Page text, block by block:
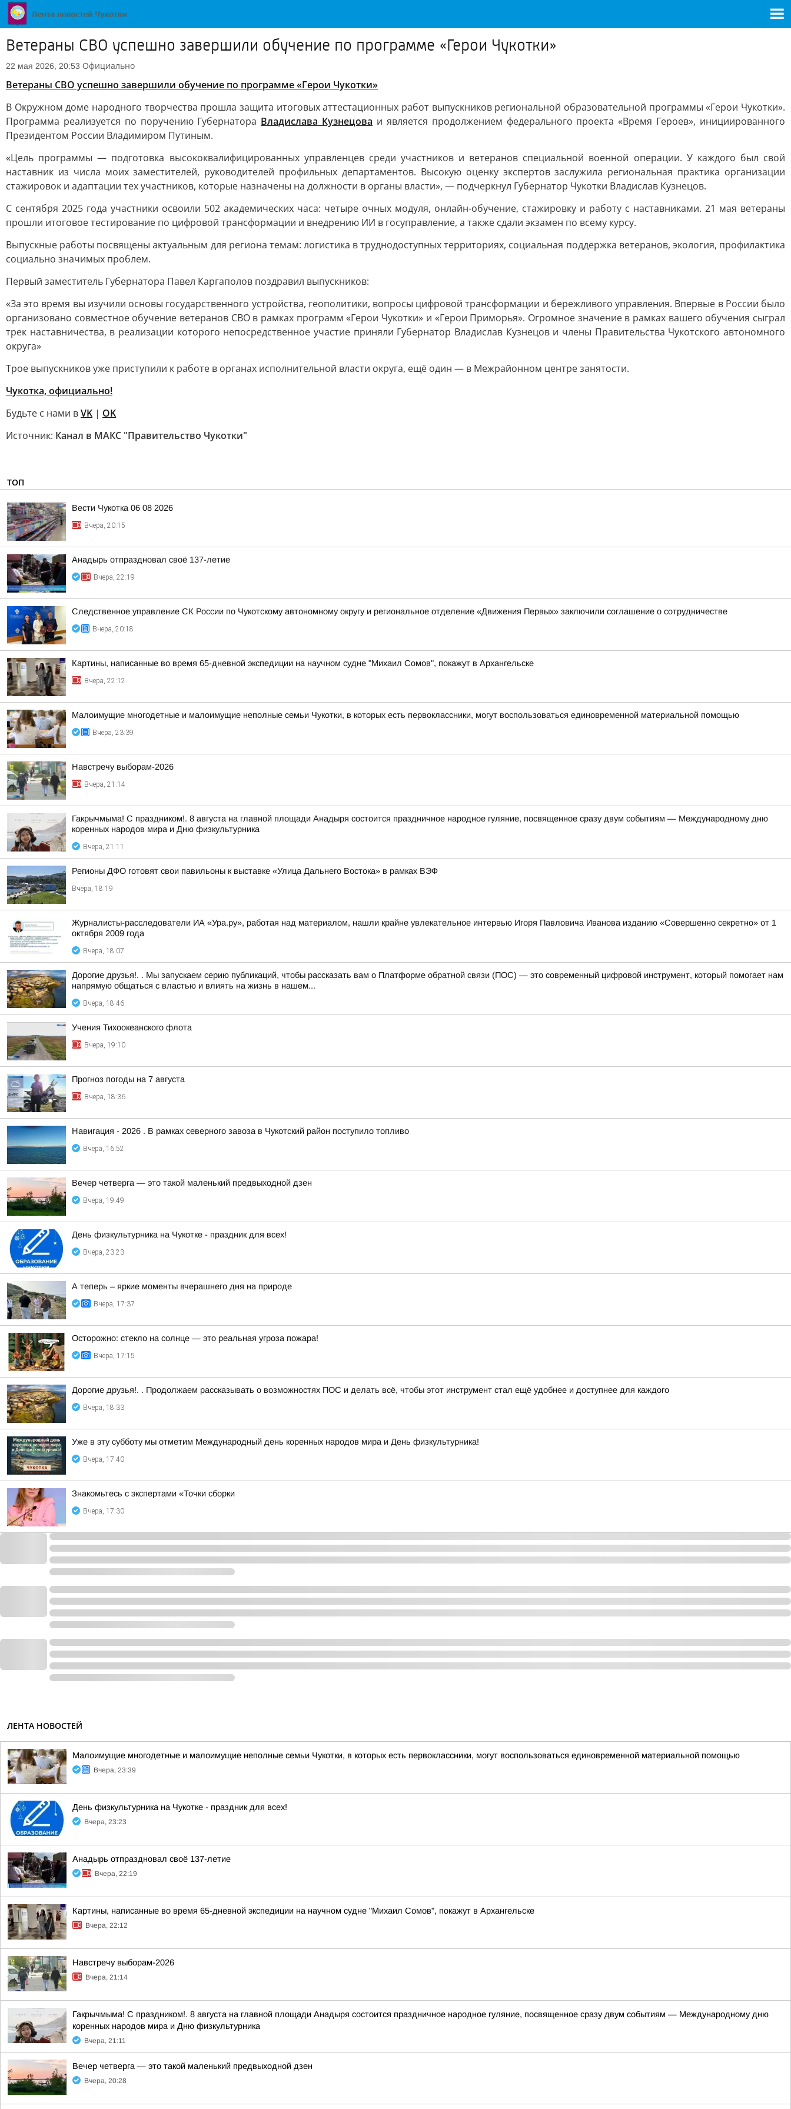
Ветераны СВО успешно завершили обучение по программе «Герои Чукотки»
22 мая 2026, 20:53 Официально
Ветераны СВО успешно завершили обучение по программе «Герои Чукотки»
В Окружном доме народного творчества прошла защита итоговых аттестационных работ выпускников региональной образовательной программы «Герои Чукотки».
Программа реализуется по поручению Губернатора Владислава Кузнецова и является продолжением федерального проекта «Время Героев», инициированного
Президентом России Владимиром Путиным.
«Цель программы — подготовка высококвалифицированных управленцев среди участников и ветеранов специальной военной операции. У каждого был свой
наставник из числа моих заместителей, руководителей профильных департаментов. Высокую оценку экспертов заслужила региональная практика организации
стажировок и адаптации тех участников, которые назначены на должности в органы власти», — подчеркнул Губернатор Чукотки Владислав Кузнецов.
С сентября 2025 года участники освоили 502 академических часа: четыре очных модуля, онлайн-обучение, стажировку и работу с наставниками. 21 мая ветераны
прошли итоговое тестирование по цифровой трансформации и внедрению ИИ в госуправление, а также сдали экзамен по всему курсу.
Выпускные работы посвящены актуальным для региона темам: логистика в труднодоступных территориях, социальная поддержка ветеранов, экология, профилактика
социально значимых проблем.
Первый заместитель Губернатора Павел Каргаполов поздравил выпускников:
«За это время вы изучили основы государственного устройства, геополитики, вопросы цифровой трансформации и бережливого управления. Впервые в России было
организовано совместное обучение ветеранов СВО в рамках программ «Герои Чукотки» и «Герои Приморья». Огромное значение в рамках вашего обучения сыграл
трек наставничества, в реализации которого непосредственное участие приняли Губернатор Владислав Кузнецов и члены Правительства Чукотского автономного
округа»
Трое выпускников уже приступили к работе в органах исполнительной власти округа, ещё один — в Межрайонном центре занятости.
Чукотка, официально!
Будьте с нами вVK | OK
Источник: Канал в МАКС "Правительство Чукотки"
ТОП
Вести Чукотка 06 08 2026
Вчера, 20:15
Анадырь отпраздновал своё 137-летие
Вчера, 22:19
Следственное управление СК России по Чукотскому автономному округу и региональное отделение «Движения Первых» заключили соглашение о сотрудничестве
Вчера, 20:18
Картины, написанные во время 65-дневной экспедиции на научном судне "Михаил Сомов", покажут в Архангельске
Вчера, 22:12
Малоимущие многодетные и малоимущие неполные семьи Чукотки, в которых есть первоклассники, могут воспользоваться единовременной материальной помощью
Вчера, 23:39
Навстречу выборам-2026
Вчера, 21:14
Гакрычмыма! С праздником!. 8 августа на главной площади Анадыря состоится праздничное народное гуляние, посвященное сразу двум событиям — Международному дню
коренных народов мира и Дню физкультурника
Вчера, 21:11
Регионы ДФО готовят свои павильоны к выставке «Улица Дальнего Востока» в рамках ВЭФ
Вчера, 18:19
Журналисты-расследователи ИА «Ура.ру», работая над материалом, нашли крайне увлекательное интервью Игоря Павловича Иванова изданию «Совершенно секретно» от 1
октября 2009 года
Вчера, 18:07
Дорогие друзья!. . Мы запускаем серию публикаций, чтобы рассказать вам о Платформе обратной связи (ПОС) — это современный цифровой инструмент, который помогает нам
напрямую общаться с властью и влиять на жизнь в нашем...
Вчера, 18:46
Учения Тихоокеанского флота
Вчера, 19:10
Прогноз погоды на 7 августа
Вчера, 18:36
Навигация - 2026 . В рамках северного завоза в Чукотский район поступило топливо
Вчера, 16:52
Вечер четверга — это такой маленький предвыходной дзен
Вчера, 19:49
День физкультурника на Чукотке - праздник для всех!
Вчера, 23:23
А теперь – яркие моменты вчерашнего дня на природе
Вчера, 17:37
Осторожно: стекло на солнце — это реальная угроза пожара!
Вчера, 17:15
Дорогие друзья!. . Продолжаем рассказывать о возможностях ПОС и делать всё, чтобы этот инструмент стал ещё удобнее и доступнее для каждого
Вчера, 18:33
Уже в эту субботу мы отметим Международный день коренных народов мира и День физкультурника!
Вчера, 17:40
Знакомьтесь с экспертами «Точки сборки
Вчера, 17:30
ЛЕНТА НОВОСТЕЙ
Малоимущие многодетные и малоимущие неполные семьи Чукотки, в которых есть первоклассники, могут воспользоваться единовременной материальной помощью
Вчера, 23:39
День физкультурника на Чукотке - праздник для всех!
Вчера, 23:23
Анадырь отпраздновал своё 137-летие
Вчера, 22:19
Картины, написанные во время 65-дневной экспедиции на научном судне "Михаил Сомов", покажут в Архангельске
Вчера, 22:12
Навстречу выборам-2026
Вчера, 21:14
Гакрычмыма! С праздником!. 8 августа на главной площади Анадыря состоится праздничное народное гуляние, посвященное сразу двум событиям — Международному дню
коренных народов мира и Дню физкультурника
Вчера, 21:11
Вечер четверга — это такой маленький предвыходной дзен
Вчера, 20:28